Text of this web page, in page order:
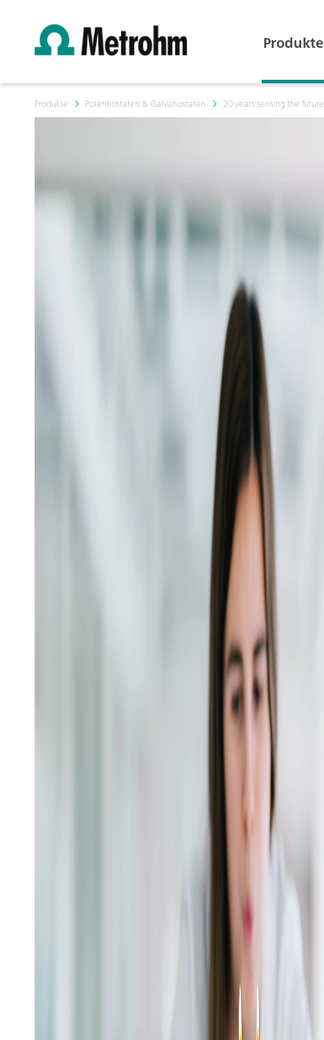
Produkte
Produkte Potentiostaten & Galvanostaten 20 years sensing the future